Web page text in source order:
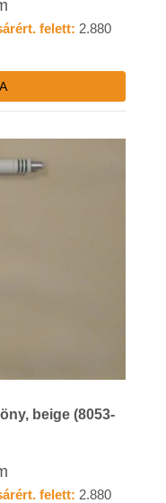
felett: 2.880
beige (8053-
felett: 2.880